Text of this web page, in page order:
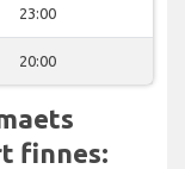
23:00
20:00
finnes: